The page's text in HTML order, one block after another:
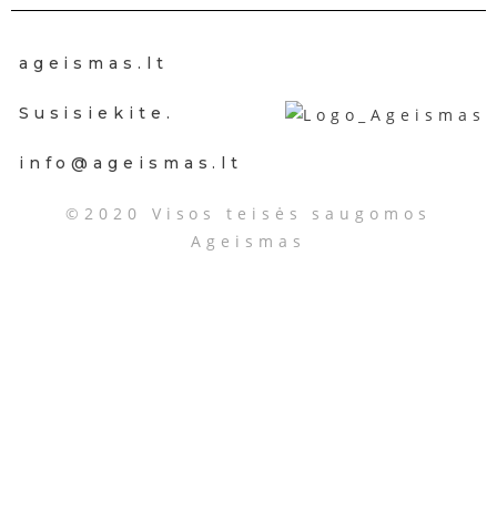
ageismas.lt
Susisiekite.
info@ageismas.lt
©2020 Visos teisės saugomos
Ageismas